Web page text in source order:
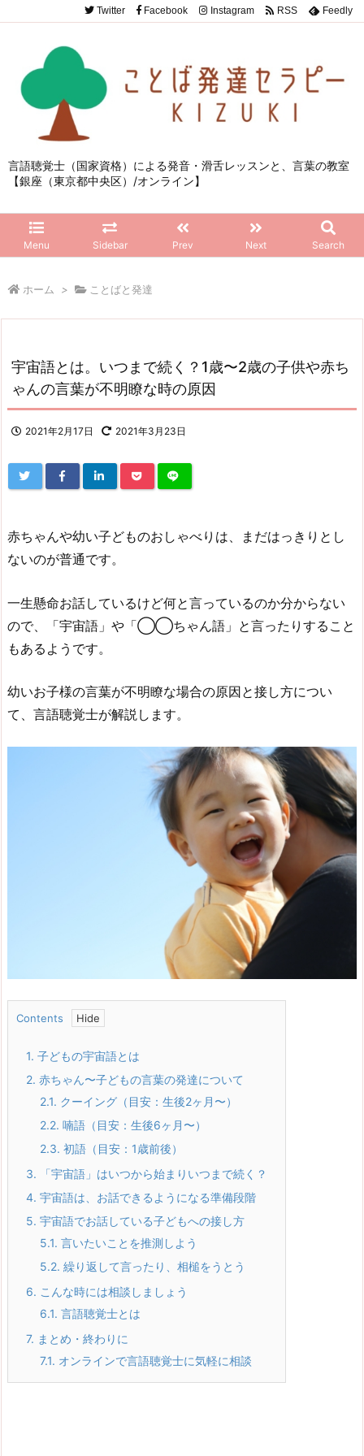
言語聴覚士（国家資格）による発音・滑舌レッスンと、言葉の教室
【銀座（東京都中央区）/オンライン】
Menu Sidebar Prev Next Search
Twitter Facebook Instagram RSS Feedly
ホーム > ことばと発達
宇宙語とは。いつまで続く？1歳〜2歳の子供や赤ち
ゃんの言葉が不明瞭な時の原因
2021年2月17日 2021年3月23日
赤ちゃんや幼い子どものおしゃべりは、まだはっきりとし
ないのが普通です。
一生懸命お話しているけど何と言っているのか分からない
ので、「宇宙語」や「◯◯ちゃん語」と言ったりすること
もあるようです。
幼いお子様の言葉が不明瞭な場合の原因と接し方につい
て、言語聴覚士が解説します。
Contents
1. 子どもの宇宙語とは
2. 赤ちゃん〜子どもの言葉の発達について
2.1. クーイング（目安：生後2ヶ月〜）
2.2. 喃語（目安：生後6ヶ月〜）
2.3. 初語（目安：1歳前後）
3. 「宇宙語」はいつから始まりいつまで続く？
4. 宇宙語は、お話できるようになる準備段階
5. 宇宙語でお話している子どもへの接し方
5.1. 言いたいことを推測しよう
5.2. 繰り返して言ったり、相槌をうとう
6. こんな時には相談しましょう
6.1. 言語聴覚士とは
7. まとめ・終わりに
7.1. オンラインで言語聴覚士に気軽に相談